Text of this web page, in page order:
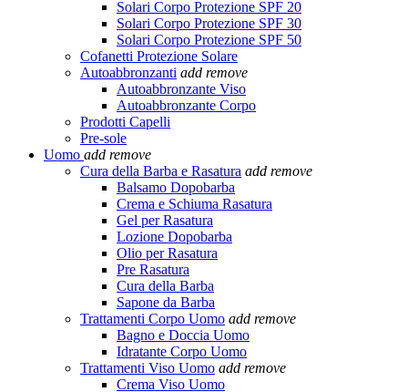
Solari Corpo Protezione SPF 20
Solari Corpo Protezione SPF 30
Solari Corpo Protezione SPF 50
Cofanetti Protezione Solare
Autoabbronzanti add remove
Autoabbronzante Viso
Autoabbronzante Corpo
Prodotti Capelli
Pre-sole
Uomo add remove
Cura della Barba e Rasatura add remove
Balsamo Dopobarba
Crema e Schiuma Rasatura
Gel per Rasatura
Lozione Dopobarba
Olio per Rasatura
Pre Rasatura
Cura della Barba
Sapone da Barba
Trattamenti Corpo Uomo add remove
Bagno e Doccia Uomo
Idratante Corpo Uomo
Trattamenti Viso Uomo add remove
Crema Viso Uomo